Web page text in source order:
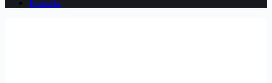
Kontakt